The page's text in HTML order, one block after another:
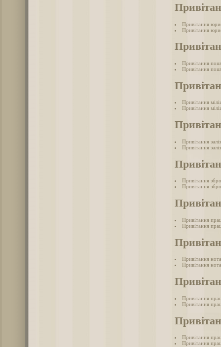
Привітання
Привітання
Привітання
Привітання
Привітання
Привітання
Привітання
Привітання
Привітання
Привітання
Привітання
Привітання
Привітання
Привітання
Привітання
Привітання
Привітання
Привітання